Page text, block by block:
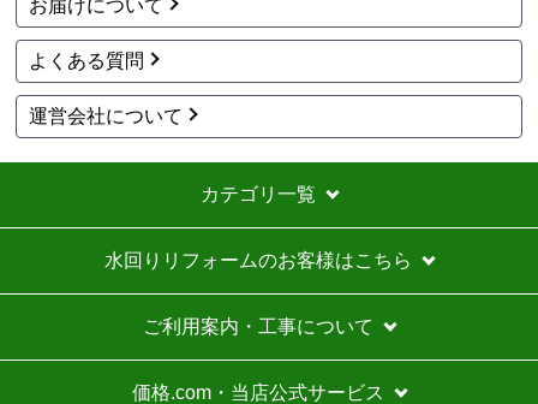
お届けについて
よくある質問
運営会社について
カテゴリ一覧
水回りリフォームのお客様はこちら
ご利用案内・工事について
価格.com・当店公式サービス